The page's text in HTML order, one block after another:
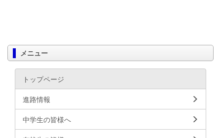
メニュー
トップページ
進路情報
中学生の皆様へ